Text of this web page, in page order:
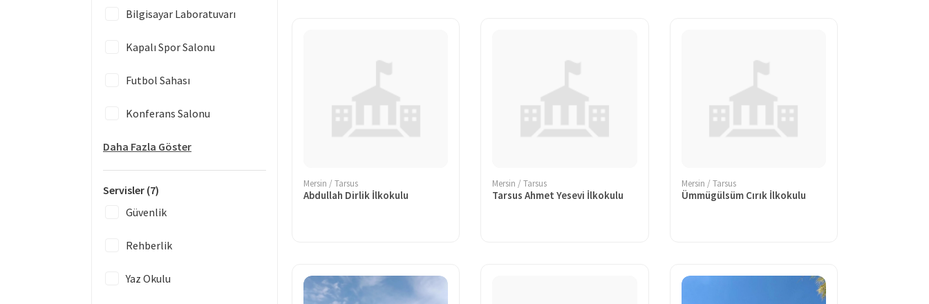
Bilgisayar Laboratuvarı
Kapalı Spor Salonu
Futbol Sahası
Konferans Salonu
Daha Fazla Göster
Servisler (7)
Güvenlik
Rehberlik
Yaz Okulu
Mersin / Tarsus
Abdullah Dirlik İlkokulu
Mersin / Tarsus
Tarsus Ahmet Yesevi İlkokulu
Mersin / Tarsus
Ümmügülsüm Cırık İlkokulu